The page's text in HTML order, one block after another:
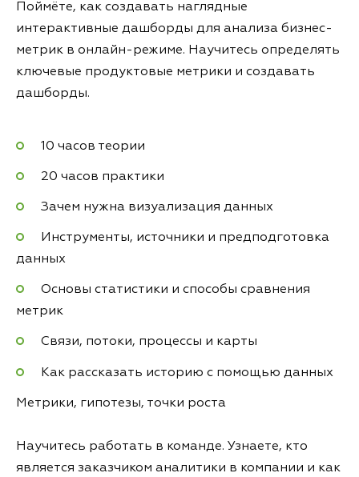
Поймёте, как создавать наглядные
интерактивные дашборды для анализа бизнес-
метрик в онлайн-режиме. Научитесь определять
ключевые продуктовые метрики и создавать
дашборды.
10 часов теории
20 часов практики
Зачем нужна визуализация данных
Инструменты, источники и предподготовка
данных
Основы статистики и способы сравнения
метрик
Связи, потоки, процессы и карты
Как рассказать историю с помощью данных
Метрики, гипотезы, точки роста
Научитесь работать в команде. Узнаете, кто
является заказчиком аналитики в компании и как